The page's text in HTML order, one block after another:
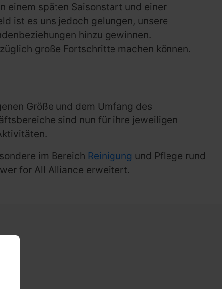
einem späten Saisonstart und einer
ist es uns jedoch gelungen, unsere
hinzu gewinnen.
große Fortschritte machen können.
Größe und dem Umfang des
sind nun für ihre jeweiligen
im Bereich Reinigung und Pflege rund
for All Alliance erweitert.